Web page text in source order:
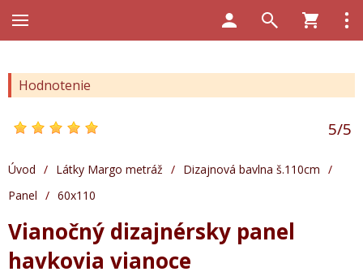
Hodnotenie
5/5
Úvod / Látky Margo metráž / Dizajnová bavlna š.110cm /
Panel / 60x110
Vianočný dizajnérsky panel
havkovia vianoce